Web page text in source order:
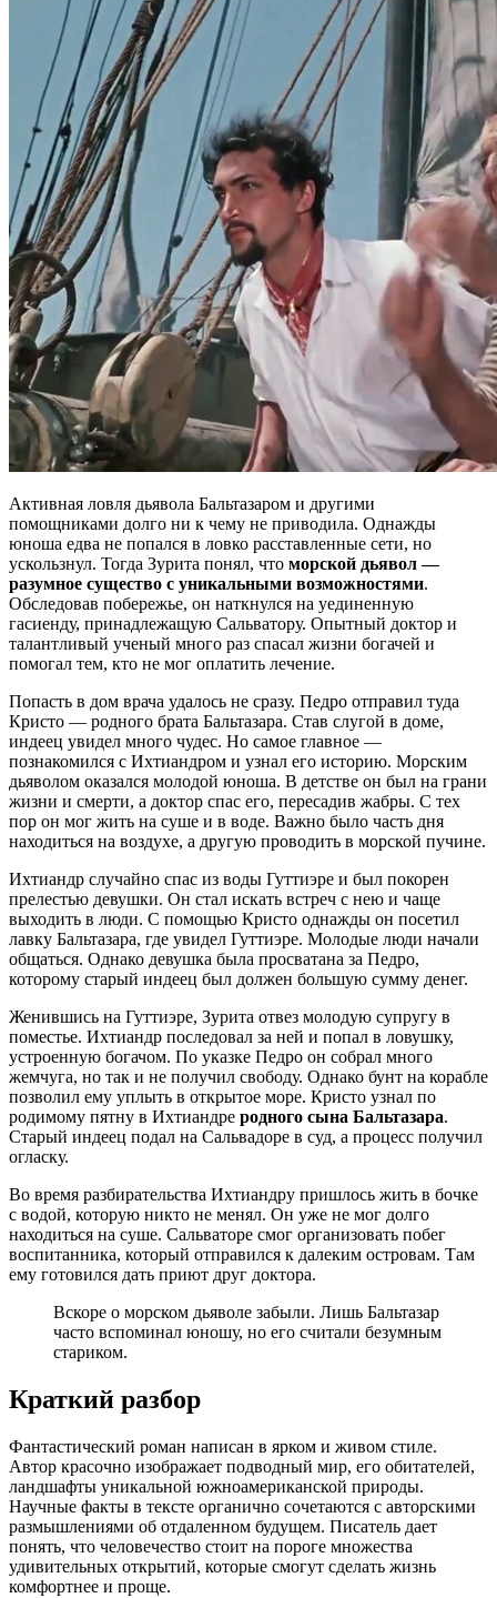
Активная ловля дьявола Бальтазаром и другими
помощниками долго ни к чему не приводила. Однажды
юноша едва не попался в ловко расставленные сети, но
ускользнул. Тогда Зурита понял, что морской дьявол —
разумное существо с уникальными возможностями.
Обследовав побережье, он наткнулся на уединенную
гасиенду, принадлежащую Сальватору. Опытный доктор и
талантливый ученый много раз спасал жизни богачей и
помогал тем, кто не мог оплатить лечение.
Попасть в дом врача удалось не сразу. Педро отправил туда
Кристо — родного брата Бальтазара. Став слугой в доме,
индеец увидел много чудес. Но самое главное —
познакомился с Ихтиандром и узнал его историю. Морским
дьяволом оказался молодой юноша. В детстве он был на грани
жизни и смерти, а доктор спас его, пересадив жабры. С тех
пор он мог жить на суше и в воде. Важно было часть дня
находиться на воздухе, а другую проводить в морской пучине.
Ихтиандр случайно спас из воды Гуттиэре и был покорен
прелестью девушки. Он стал искать встреч с нею и чаще
выходить в люди. С помощью Кристо однажды он посетил
лавку Бальтазара, где увидел Гуттиэре. Молодые люди начали
общаться. Однако девушка была просватана за Педро,
которому старый индеец был должен большую сумму денег.
Женившись на Гуттиэре, Зурита отвез молодую супругу в
поместье. Ихтиандр последовал за ней и попал в ловушку,
устроенную богачом. По указке Педро он собрал много
жемчуга, но так и не получил свободу. Однако бунт на корабле
позволил ему уплыть в открытое море. Кристо узнал по
родимому пятну в Ихтиандре родного сына Бальтазара.
Старый индеец подал на Сальвадоре в суд, а процесс получил
огласку.
Во время разбирательства Ихтиандру пришлось жить в бочке
с водой, которую никто не менял. Он уже не мог долго
находиться на суше. Сальваторе смог организовать побег
воспитанника, который отправился к далеким островам. Там
ему готовился дать приют друг доктора.
Вскоре о морском дьяволе забыли. Лишь Бальтазар
часто вспоминал юношу, но его считали безумным
стариком.
Краткий разбор
Фантастический роман написан в ярком и живом стиле.
Автор красочно изображает подводный мир, его обитателей,
ландшафты уникальной южноамериканской природы.
Научные факты в тексте органично сочетаются с авторскими
размышлениями об отдаленном будущем. Писатель дает
понять, что человечество стоит на пороге множества
удивительных открытий, которые смогут сделать жизнь
комфортнее и проще.